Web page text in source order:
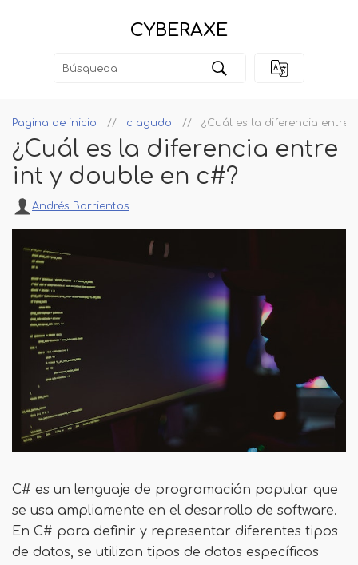
CYBERAXE
Pagina de inicio c agudo ¿Cuál es la diferencia entre
¿Cuál es la diferencia entre
int y double en c#?
Andrés Barrientos
C# es un lenguaje de programación popular que
se usa ampliamente en el desarrollo de software.
En C# para definir y representar diferentes tipos
de datos, se utilizan tipos de datos específicos